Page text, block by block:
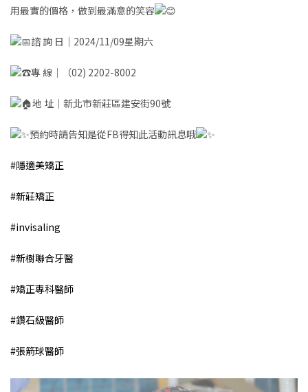
用最實的價格，做到最滿意的笑容
諮 詢 日｜2024/11/09星期六
專線｜（02) 2202-8002
地 址｜新北市新莊區建安街90號
預約時請告知是從FB得知此活動訊息哦
#隱適美矯正
#新莊矯正
#invisaling
#新樹聯合牙醫
#矯正專科醫師
#鑽石級醫師
#張箭球醫師